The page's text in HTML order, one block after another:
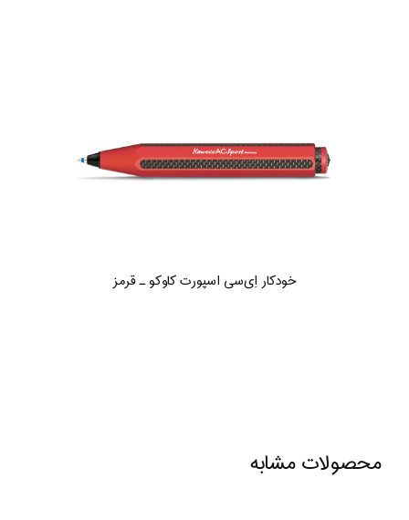
خودکار اِی‌سی اسپورت کاوکو ـ قرمز
محصولات مشابه